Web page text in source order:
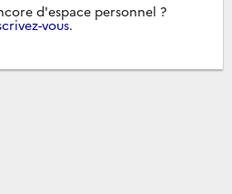
d'espace personnel ?
vous.